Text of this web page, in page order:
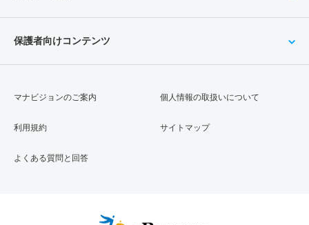
保護者向けコンテンツ
マナビジョンのご案内
利用規約
よくある質問と回答
個人情報の取扱いについて
サイトマップ